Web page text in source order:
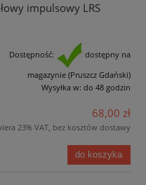
impulsowy LRS
Dostępność:
dostępny na
magazynie (Pruszcz Gdański)
Wysyłka w: do 48 godzin
68,00 zł
23% VAT, bez kosztów dostawy
do koszyka